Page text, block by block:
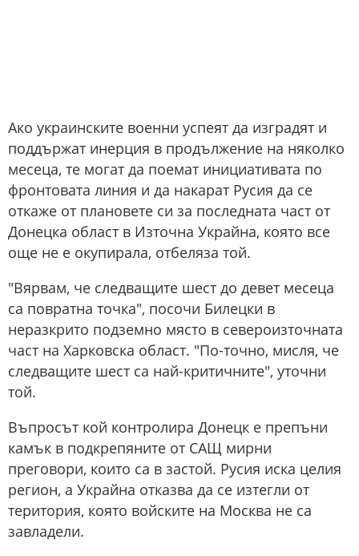
Ако украинските военни успеят да изградят и
поддържат инерция в продължение на няколко
месеца, те могат да поемат инициативата по
фронтовата линия и да накарат Русия да се
откаже от плановете си за последната част от
Донецка област в Източна Украйна, която все
още не е окупирала, отбеляза той.
"Вярвам, че следващите шест до девет месеца
са повратна точка", посочи Билецки в
неразкрито подземно място в североизточната
част на Харковска област. "По-точно, мисля, че
следващите шест са най-критичните", уточни
той.
Въпросът кой контролира Донецк е препъни
камък в подкрепяните от САЩ мирни
преговори, които са в застой. Русия иска целия
регион, а Украйна отказва да се изтегли от
територия, която войските на Москва не са
завладели.